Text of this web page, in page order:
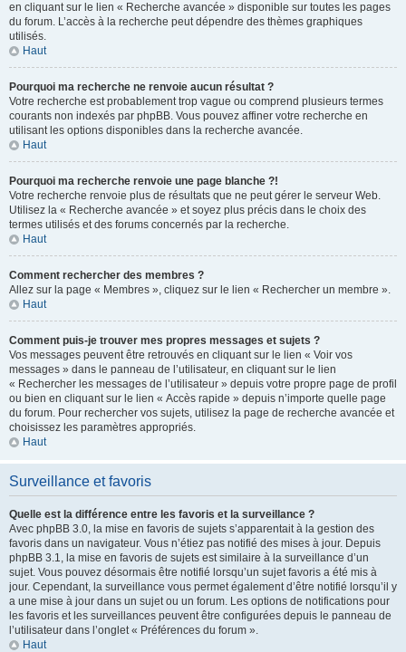
en cliquant sur le lien « Recherche avancée » disponible sur toutes les pages
du forum. L’accès à la recherche peut dépendre des thèmes graphiques
utilisés.
Haut
Pourquoi ma recherche ne renvoie aucun résultat ?
Votre recherche est probablement trop vague ou comprend plusieurs termes
courants non indexés par phpBB. Vous pouvez affiner votre recherche en
utilisant les options disponibles dans la recherche avancée.
Haut
Pourquoi ma recherche renvoie une page blanche ?!
Votre recherche renvoie plus de résultats que ne peut gérer le serveur Web.
Utilisez la « Recherche avancée » et soyez plus précis dans le choix des
termes utilisés et des forums concernés par la recherche.
Haut
Comment rechercher des membres ?
Allez sur la page « Membres », cliquez sur le lien « Rechercher un membre ».
Haut
Comment puis-je trouver mes propres messages et sujets ?
Vos messages peuvent être retrouvés en cliquant sur le lien « Voir vos
messages » dans le panneau de l’utilisateur, en cliquant sur le lien
« Rechercher les messages de l’utilisateur » depuis votre propre page de profil
ou bien en cliquant sur le lien « Accès rapide » depuis n’importe quelle page
du forum. Pour rechercher vos sujets, utilisez la page de recherche avancée et
choisissez les paramètres appropriés.
Haut
Surveillance et favoris
Quelle est la différence entre les favoris et la surveillance ?
Avec phpBB 3.0, la mise en favoris de sujets s’apparentait à la gestion des
favoris dans un navigateur. Vous n’étiez pas notifié des mises à jour. Depuis
phpBB 3.1, la mise en favoris de sujets est similaire à la surveillance d’un
sujet. Vous pouvez désormais être notifié lorsqu’un sujet favoris a été mis à
jour. Cependant, la surveillance vous permet également d’être notifié lorsqu’il y
a une mise à jour dans un sujet ou un forum. Les options de notifications pour
les favoris et les surveillances peuvent être configurées depuis le panneau de
l’utilisateur dans l’onglet « Préférences du forum ».
Haut